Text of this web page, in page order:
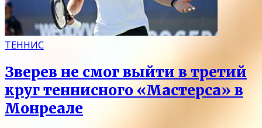
ТЕННИС
Зверев не смог выйти в третий
круг теннисного «Мастерса» в
Монреале